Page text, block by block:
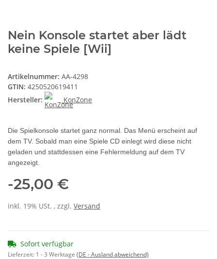
Nein Konsole startet aber lädt
keine Spiele [Wii]
Artikelnummer: AA-4298
GTIN: 4250520619411
Hersteller:
KonZone
Die Spielkonsole startet ganz normal. Das Menü erscheint auf
dem TV. Sobald man eine Spiele CD einlegt wird diese nicht
geladen und stattdessen eine Fehlermeldung auf dem TV
angezeigt.
-25,00 €
inkl. 19% USt. , zzgl. Versand
Sofort verfügbar
Lieferzeit: 1 - 3 Werktage (DE - Ausland abweichend)